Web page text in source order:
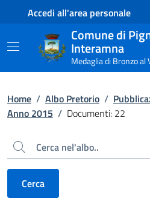
Contenuto principale
Piede di paginaAccedi all'area personale
Comune di
Interamna
Medaglia di Bronzo al
Home / Albo Pretorio /
Anno 2015 / Documenti: 22
Cerca
Cerca